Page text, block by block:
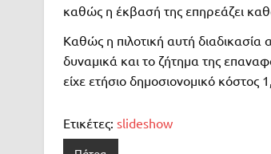
καθώς η έκβασή της επηρεάζει
Καθώς η πιλοτική αυτή διαδικασία
δυναμικά και το ζήτημα της
είχε ετήσιο δημοσιονομικό κόστος
Ετικέτες: slideshow